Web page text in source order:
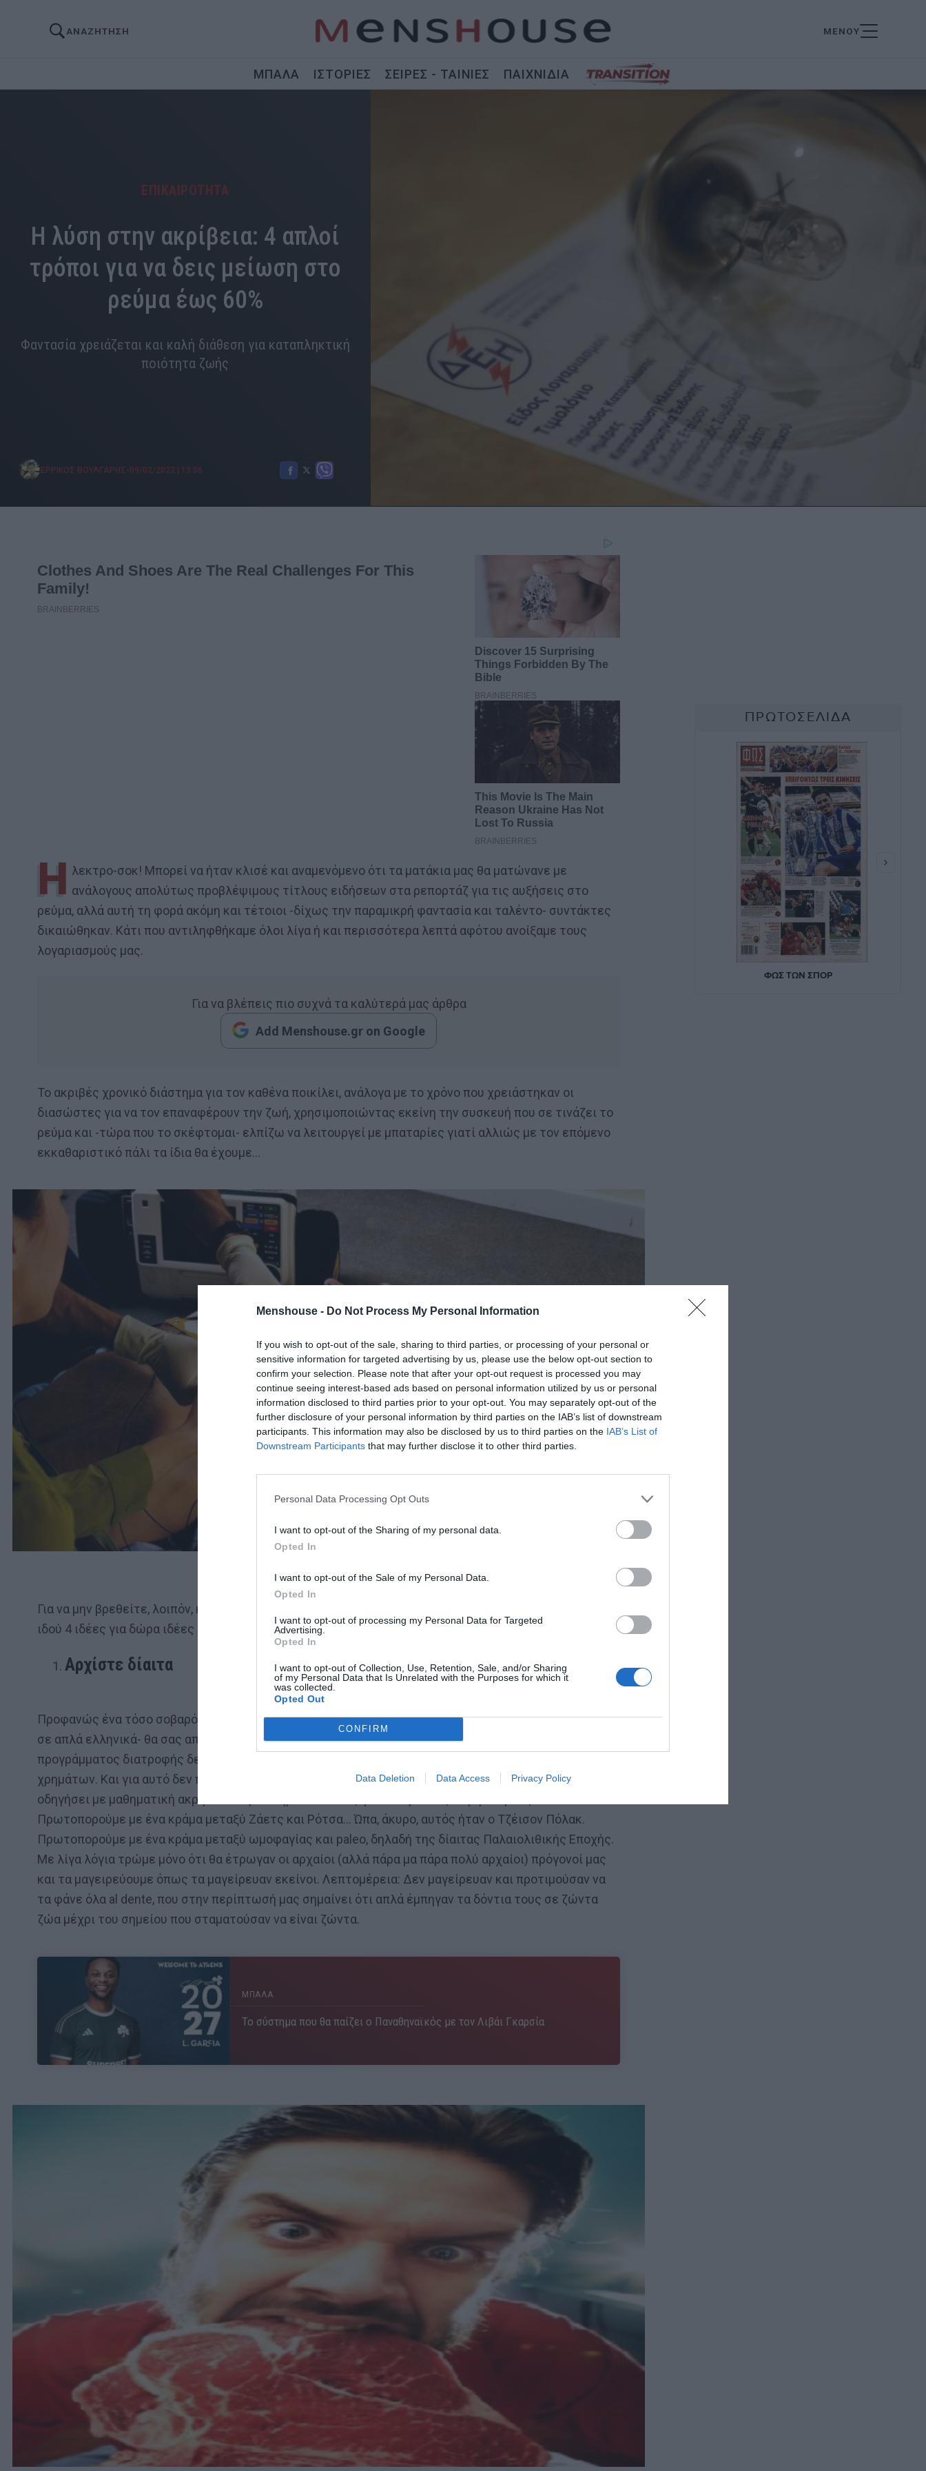
Menshouse - Do Not Process My Personal Information
If you wish to opt-out of the sale, sharing to third parties, or processing of your personal or
sensitive information for targeted advertising by us, please use the below opt-out section to
confirm your selection. Please note that after your opt-out request is processed you may
continue seeing interest-based ads based on personal information utilized by us or personal
information disclosed to third parties prior to your opt-out. You may separately opt-out of the
further disclosure of your personal information by third parties on the IAB’s list of downstream
participants. This information may also be disclosed by us to third parties on the IAB’s List of
Downstream Participants that may further disclose it to other third parties.
Personal Data Processing Opt Outs
I want to opt-out of the Sharing of my personal data.
Opted In
I want to opt-out of the Sale of my Personal Data.
Opted In
I want to opt-out of processing my Personal Data for Targeted
Advertising.
Opted In
I want to opt-out of Collection, Use, Retention, Sale, and/or Sharing
of my Personal Data that Is Unrelated with the Purposes for which it
was collected.
Opted Out
CONFIRM
Data Deletion Data Access Privacy Policy
ΑΝΑΖΗΤΗΣΗ ΜΕΝΟΥ
ΜΠΑΛΑ ΙΣΤΟΡΙΕΣ ΣΕΙΡΕΣ - ΤΑΙΝΙΕΣ ΠΑΙΧΝΙΔΙΑ
ΕΠΙΚΑΙΡΟΤΗΤΑ
Η λύση στην ακρίβεια: 4 απλοί
τρόποι για να δεις μείωση στο
ρεύμα έως 60%
Φαντασία χρειάζεται και καλή διάθεση για καταπληκτική
ποιότητα ζωής
ΕΡΡΙΚΟΣ ΒΟΥΛΓΑΡΗΣ 09/02/2022 | 13:56
Η λεκτρο-σοκ! Μπορεί να ήταν κλισέ και αναμενόμενο ότι τα ματάκια μας θα ματώνανε με
ανάλογους απολύτως προβλέψιμους τίτλους ειδήσεων στα ρεπορτάζ για τις αυξήσεις στο
ρεύμα, αλλά αυτή τη φορά ακόμη και τέτοιοι -δίχως την παραμικρή φαντασία και ταλέντο- συντάκτες
δικαιώθηκαν. Κάτι που αντιληφθήκαμε όλοι λίγα ή και περισσότερα λεπτά αφότου ανοίξαμε τους
λογαριασμούς μας.
Για να βλέπεις πιο συχνά τα καλύτερά μας άρθρα
Add Menshouse.gr on Google
Το ακριβές χρονικό διάστημα για τον καθένα ποικίλει, ανάλογα με το χρόνο που χρειάστηκαν οι
διασώστες για να τον επαναφέρουν την ζωή, χρησιμοποιώντας εκείνη την συσκευή που σε τινάζει το
ρεύμα και -τώρα που το σκέφτομαι- ελπίζω να λειτουργεί με μπαταρίες γιατί αλλιώς με τον επόμενο
εκκαθαριστικό πάλι τα ίδια θα έχουμε…
Για να μην βρεθείτε, λοιπόν, κι εσείς στη θέση του κυρίου που βλέπετε στο παραπάνω στιγμιότυπο,
ιδού 4 ιδέες για δώρα ιδέες για να δείτε μειώσεις στους λογαριασμούς του ρεύματος έως και 60%.
Αρχίστε δίαιτα
Προφανώς ένα τόσο σοβαρό Μέσο όπως το yours truly δεν θα έκανε body shaming ή -για να το πούμε
σε απλά ελληνικά- θα σας αποκαλούσε χοντρούς. Άλλωστε στόχος ενός ισορροπημένου
προγράμματος διατροφής δεν πάντα η απώλεια κιλών, αλλά στην περίπτωσή μας η ΜΗ απώλεια
χρημάτων. Και για αυτό δεν προτείνουμε μια οποιαδήποτε δίαιτα, μα έναν συνδυασμό που θα σας
οδηγήσει με μαθηματική ακρίβεια στη σωτηρία από τους φουσκωμένους λογαριασμούς.
Πρωτοπορούμε με ένα κράμα μεταξύ Ζάετς και Ρότσα… Ώπα, άκυρο, αυτός ήταν ο Τζέισον Πόλακ.
Πρωτοπορούμε με ένα κράμα μεταξύ ωμοφαγίας και paleo, δηλαδή της δίαιτας Παλαιολιθικής Εποχής.
Με λίγα λόγια τρώμε μόνο ότι θα έτρωγαν οι αρχαίοι (αλλά πάρα μα πάρα πολύ αρχαίοι) πρόγονοί μας
και τα μαγειρεύουμε όπως τα μαγείρευαν εκείνοι. Λεπτομέρεια: Δεν μαγείρευαν και προτιμούσαν να
τα φάνε όλα al dente, που στην περίπτωσή μας σημαίνει ότι απλά έμπηγαν τα δόντια τους σε ζώντα
ζώα μέχρι του σημείου που σταματούσαν να είναι ζώντα.
ΜΠΑΛΑ
Το σύστημα που θα παίζει ο Παναθηναϊκός με τον Λιβάι Γκαρσία